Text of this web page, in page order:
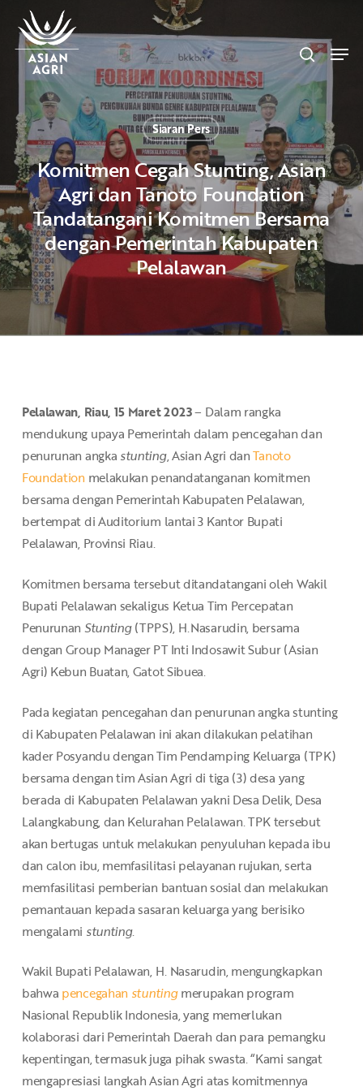
main
content
search
Siaran Pers
Komitmen Cegah Stunting, Asian
Agri dan Tanoto Foundation
Tandatangani Komitmen Bersama
dengan Pemerintah Kabupaten
Pelalawan
Pelalawan, Riau, 15 Maret 2023– Dalam rangka
mendukung upaya Pemerintah dalam pencegahan dan
penurunan angka stunting, Asian Agri danTanoto
Foundation melakukan penandatanganan komitmen
bersama dengan Pemerintah Kabupaten Pelalawan,
bertempat di Auditorium lantai 3 Kantor Bupati
Pelalawan, Provinsi Riau.
Komitmen bersama tersebut ditandatangani oleh Wakil
Bupati Pelalawan sekaligus Ketua Tim Percepatan
Penurunan Stunting(TPPS), H.Nasarudin, bersama
dengan Group Manager PT Inti Indosawit Subur (Asian
Agri) Kebun Buatan, Gatot Sibuea.
Pada kegiatan pencegahan dan penurunan angka stunting
di Kabupaten Pelalawan ini akan dilakukan pelatihan
kader Posyandu dengan Tim Pendamping Keluarga (TPK)
bersama dengan tim Asian Agri di tiga (3) desa yang
berada di Kabupaten Pelalawan yakni Desa Delik, Desa
Lalangkabung, dan Kelurahan Pelalawan. TPK tersebut
akan bertugas untuk melakukan penyuluhan kepada ibu
dan calon ibu, memfasilitasi pelayanan rujukan, serta
memfasilitasi pemberian bantuan sosial dan melakukan
pemantauan kepada sasaran keluarga yang berisiko
mengalami stunting.
Wakil Bupati Pelalawan, H. Nasarudin, mengungkapkan
bahwa pencegahan stuntingmerupakan program
Nasional Republik Indonesia, yang memerlukan
kolaborasi dari Pemerintah Daerah dan para pemangku
kepentingan, termasuk juga pihak swasta. “Kami sangat
mengapresiasi langkah Asian Agri atas komitmennya